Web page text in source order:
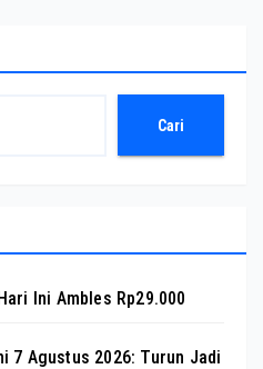
Cari
Ini Ambles Rp29.000
7 Agustus 2026: Turun Jadi